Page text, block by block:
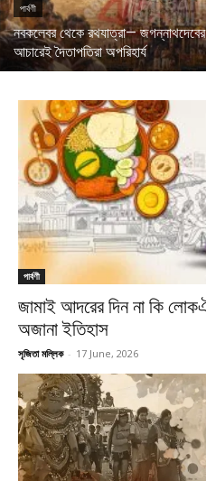
পার্বণী
নবকলেবর থেকে রথযাত্রা—
আচারেই দৈতাপতিরা অপরিহার্য
পার্বণী
জামাই আদরের দিন না কি
অজানা ইতিহাস
সৃজিতা মল্লিক - 17 June, 2026